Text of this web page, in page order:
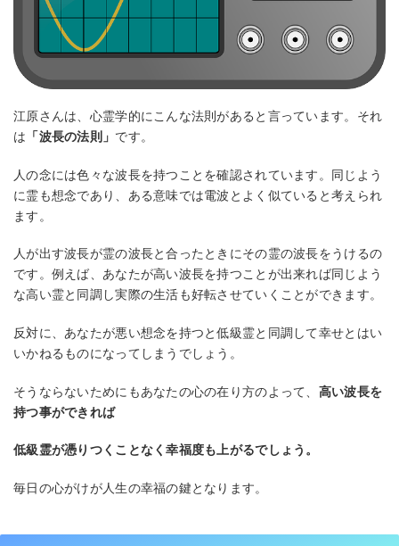
江原さんは、心霊学的にこんな法則があると言っています。それ
は 「波長の法則」 です。
人の念には色々な波長を持つことを確認されています。同じよう
に霊も想念であり、ある意味では電波とよく似ていると考えられ
ます。
人が出す波長が霊の波長と合ったときにその霊の波長をうけるの
です。例えば、あなたが高い波長を持つことが出来れば同じよう
な高い霊と同調し実際の生活も好転させていくことができます。
反対に、あなたが悪い想念を持つと低級霊と同調して幸せとはい
いかねるものになってしまうでしょう。
そうならないためにもあなたの心の在り方のよって、 高い波長を
持つ事ができれば
低級霊が憑りつくことなく幸福度も上がるでしょう。
毎日の心がけが人生の幸福の鍵となります。